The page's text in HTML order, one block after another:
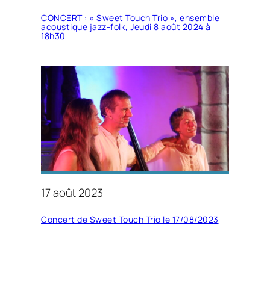
CONCERT : « Sweet Touch Trio », ensemble
acoustique jazz-folk, Jeudi 8 août 2024 à
18h30
17 août 2023
Concert de Sweet Touch Trio le 17/08/2023